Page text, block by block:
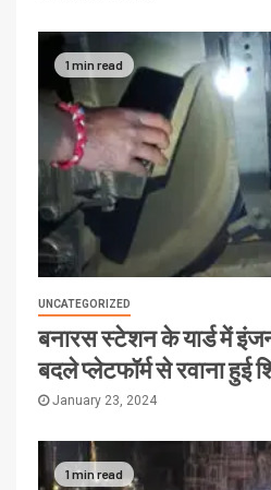
1 min read
UNCATEGORIZED
बनारस स्टेशन के यार्ड में
बदले प्लेटफॉर्म से रवाना हुई
January 23, 2024
1 min read